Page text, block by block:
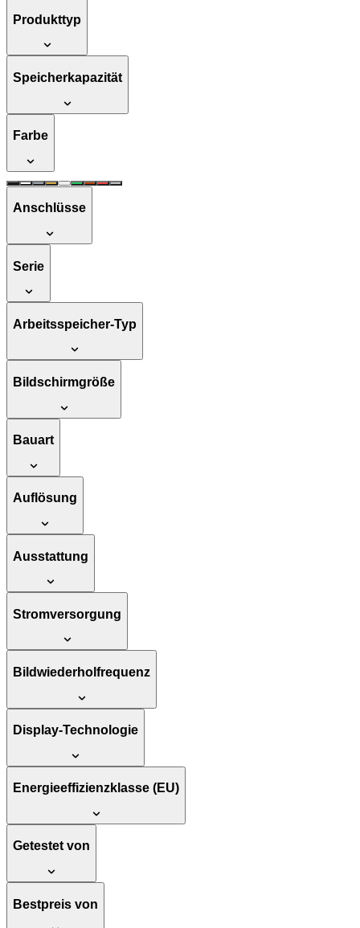
Produkttyp
Speicherkapazität
Farbe
Anschlüsse
Serie
Arbeitsspeicher-Typ
Bildschirmgröße
Bauart
Auflösung
Ausstattung
Stromversorgung
Bildwiederholfrequenz
Display-Technologie
Energieeffizienzklasse (EU)
Getestet von
Bestpreis von